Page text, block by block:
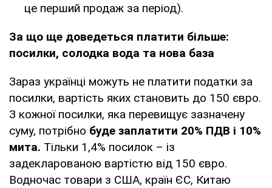
це перший продаж за період).
За що ще доведеться платити більше:
посилки, солодка вода та нова база
Зараз українці можуть не платити податки за
посилки, вартість яких становить до 150 євро.
З кожної посилки, яка перевищує зазначену
суму, потрібно буде заплатити 20% ПДВ і 10%
мита. Тільки 1,4% посилок – із
задекларованою вартістю від 150 євро.
Водночас товари з США, країн ЄС, Китаю